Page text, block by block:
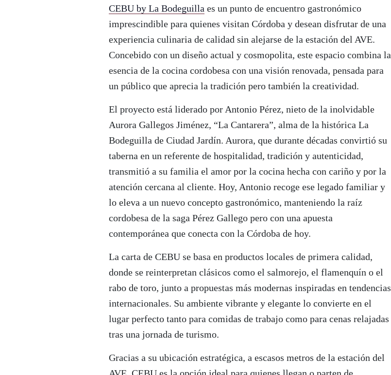
CEBU by La Bodeguilla es un punto de encuentro gastronómico
imprescindible para quienes visitan Córdoba y desean disfrutar de una
experiencia culinaria de calidad sin alejarse de la estación del AVE.
Concebido con un diseño actual y cosmopolita, este espacio combina la
esencia de la cocina cordobesa con una visión renovada, pensada para
un público que aprecia la tradición pero también la creatividad.
El proyecto está liderado por Antonio Pérez, nieto de la inolvidable
Aurora Gallegos Jiménez, “La Cantarera”, alma de la histórica La
Bodeguilla de Ciudad Jardín. Aurora, que durante décadas convirtió su
taberna en un referente de hospitalidad, tradición y autenticidad,
transmitió a su familia el amor por la cocina hecha con cariño y por la
atención cercana al cliente. Hoy, Antonio recoge ese legado familiar y
lo eleva a un nuevo concepto gastronómico, manteniendo la raíz
cordobesa de la saga Pérez Gallego pero con una apuesta
contemporánea que conecta con la Córdoba de hoy.
La carta de CEBU se basa en productos locales de primera calidad,
donde se reinterpretan clásicos como el salmorejo, el flamenquín o el
rabo de toro, junto a propuestas más modernas inspiradas en tendencias
internacionales. Su ambiente vibrante y elegante lo convierte en el
lugar perfecto tanto para comidas de trabajo como para cenas relajadas
tras una jornada de turismo.
Gracias a su ubicación estratégica, a escasos metros de la estación del